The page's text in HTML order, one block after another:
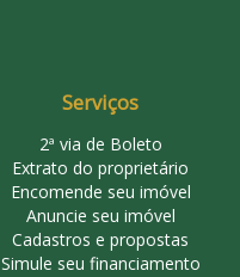
Serviços
2ª via de Boleto
Extrato do proprietário
Encomende seu imóvel
Anuncie seu imóvel
Cadastros e propostas
Simule seu financiamento